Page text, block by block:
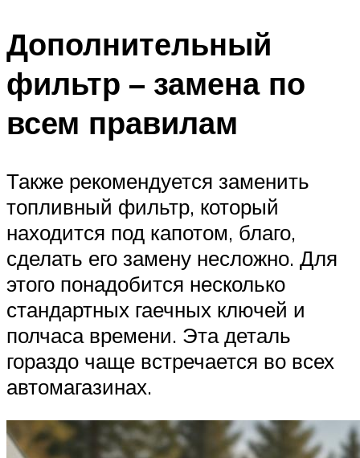
Дополнительный
фильтр – замена по
всем правилам
Также рекомендуется заменить
топливный фильтр, который
находится под капотом, благо,
сделать его замену несложно. Для
этого понадобится несколько
стандартных гаечных ключей и
полчаса времени. Эта деталь
гораздо чаще встречается во всех
автомагазинах.